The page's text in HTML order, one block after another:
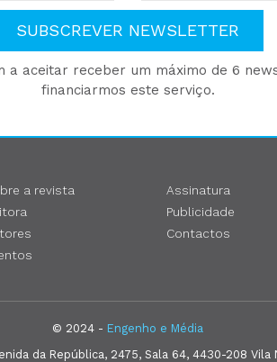
SUBSCREVER NEWSLETTER
aceitar receber um máximo de 6
financiarmos este serviço.
a revista
Assinatura
Publicidade
Contactos
© 2024 - Engenho e Média
da República, 2475, Sala 64, 4430-208 Vila